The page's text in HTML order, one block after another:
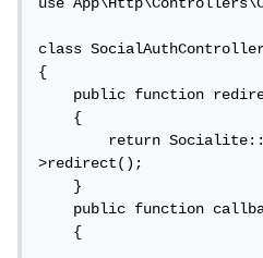
use
class
{
    public function redirect()
    {
        return Socialite::driver('facebook')-
>redirect();
    }
    public function callback()
    {